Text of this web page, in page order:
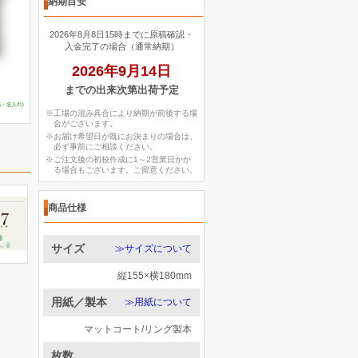
2026年8月8日15時までに原稿確認・
入金完了の場合（通常納期）
2026年9月14日
までの出来次第出荷予定
※工場の混み具合により納期が前後する場
合がございます。
※お届け希望日が既にお決まりの場合は、
必ず事前にご相談ください。
※ご注文後の初校作成に1～2営業日かか
る場合もございます。ご留意ください。
商品仕様
サイズ ≫サイズについて
縦155×横180mm
用紙／製本 ≫用紙について
マットコート/リング製本